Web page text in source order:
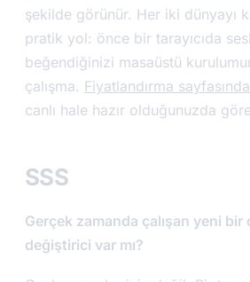
şekilde görünür. Her iki dünyayı
pratik yol: önce bir tarayıcıda
beğendiğinizi masaüstü
çalışma. Fiyatlandırma sayfasında
canlı hale hazır olduğunuzda
SSS
Gerçek zamanda çalışan yeni bir
değiştirici var mı?